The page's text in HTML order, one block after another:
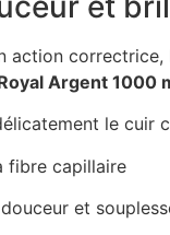
action correctrice,
Argent 1000
le cuir
fibre capillaire
et